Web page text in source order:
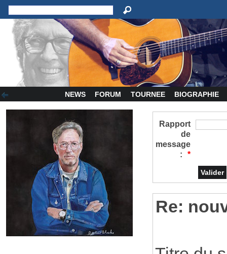
NEWS FORUM TOURNEE BIOGRAPHIE
Rapport
de
message
:
*
Re: